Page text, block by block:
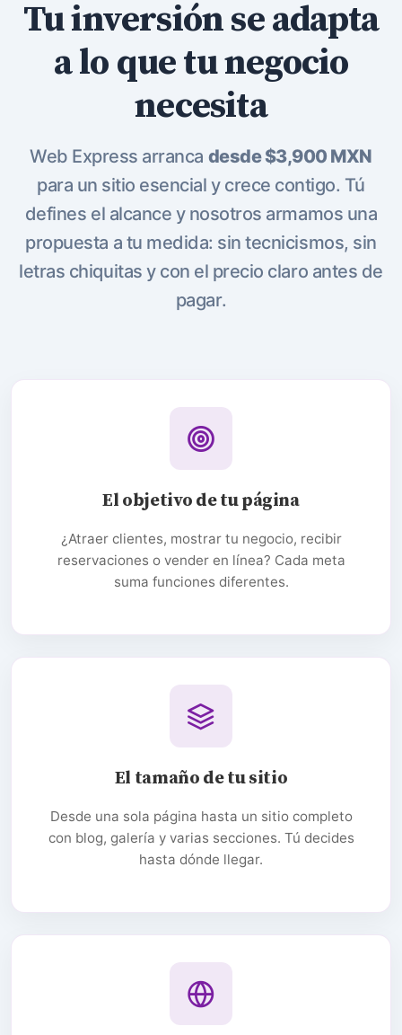
Tu inversión se adapta
a lo que tu negocio
necesita
Web Express arranca desde $3,900 MXN
para un sitio esencial y crece contigo. Tú
defines el alcance y nosotros armamos una
propuesta a tu medida: sin tecnicismos, sin
letras chiquitas y con el precio claro antes de
pagar.
El objetivo de tu página
¿Atraer clientes, mostrar tu negocio, recibir
reservaciones o vender en línea? Cada meta
suma funciones diferentes.
El tamaño de tu sitio
Desde una sola página hasta un sitio completo
con blog, galería y varias secciones. Tú decides
hasta dónde llegar.